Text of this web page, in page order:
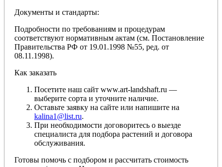
Документы и стандарты:
Подробности по требованиям и процедурам
соответствуют нормативным актам (см. Постановление
Правительства РФ от 19.01.1998 №55, ред. от
08.11.1998).
Как заказать
Посетите наш сайт www.art-landshaft.ru —
выберите сорта и уточните наличие.
Оставьте заявку на сайте или напишите на
kalina1@list.ru.
При необходимости договоритесь о выезде
специалиста для подбора растений и договора
обслуживания.
Готовы помочь с подбором и рассчитать стоимость